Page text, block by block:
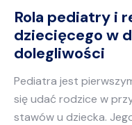
Rola pediatry i
dziecięcego w
dolegliwości
Pediatra jest
się udać rodzice w
stawów u dziecka.